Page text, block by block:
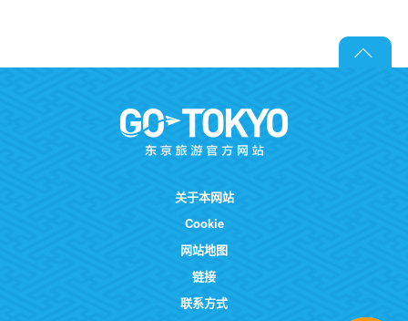
关于本网站
Cookie
网站地图
链接
联系方式